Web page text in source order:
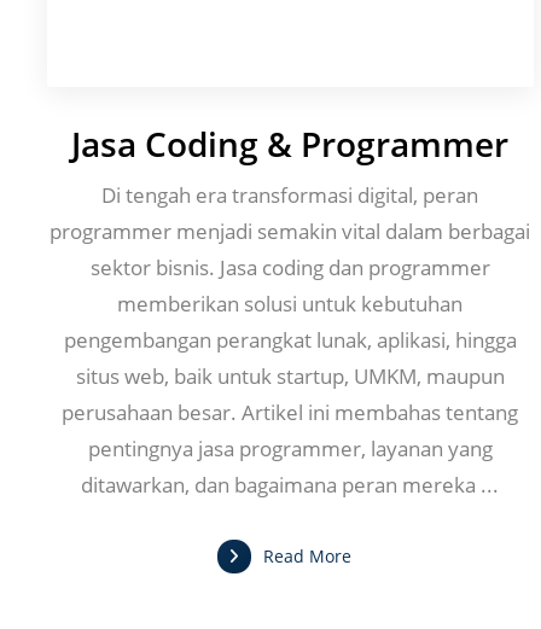
Jasa Coding & Programmer
Di tengah era transformasi digital, peran
programmer menjadi semakin vital dalam berbagai
sektor bisnis. Jasa coding dan programmer
memberikan solusi untuk kebutuhan
pengembangan perangkat lunak, aplikasi, hingga
situs web, baik untuk startup, UMKM, maupun
perusahaan besar. Artikel ini membahas tentang
pentingnya jasa programmer, layanan yang
ditawarkan, dan bagaimana peran mereka ...
Read More